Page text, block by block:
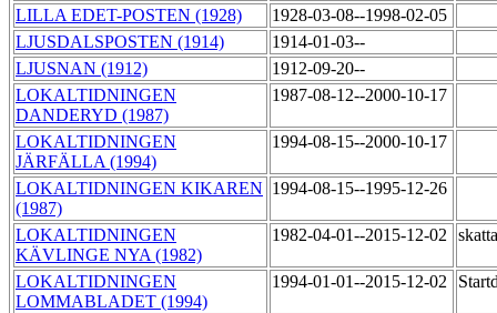
LILLA EDET-POSTEN (1928)
1928-03-08--1998-02-05
LJUSDALSPOSTEN (1914)
1914-01-03--
LJUSNAN (1912)
1912-09-20--
LOKALTIDNINGEN
DANDERYD (1987)
1987-08-12--2000-10-17
LOKALTIDNINGEN
JÄRFÄLLA (1994)
1994-08-15--2000-10-17
LOKALTIDNINGEN KIKAREN
(1987)
1994-08-15--1995-12-26
LOKALTIDNINGEN
KÄVLINGE NYA (1982)
1982-04-01--2015-12-02
LOKALTIDNINGEN
LOMMABLADET (1994)
1994-01-01--2015-12-02